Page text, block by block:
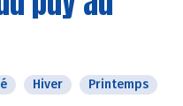
Hiver Printemps